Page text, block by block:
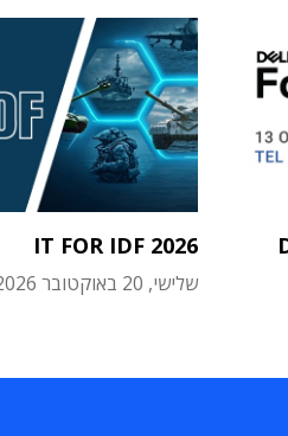
IT FOR IDF 2026
שלישי, 20 באוקטובר 2026